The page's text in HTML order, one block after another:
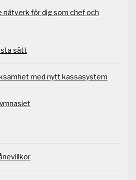
nätverk för dig som chef och
sätt
med nytt kassasystem